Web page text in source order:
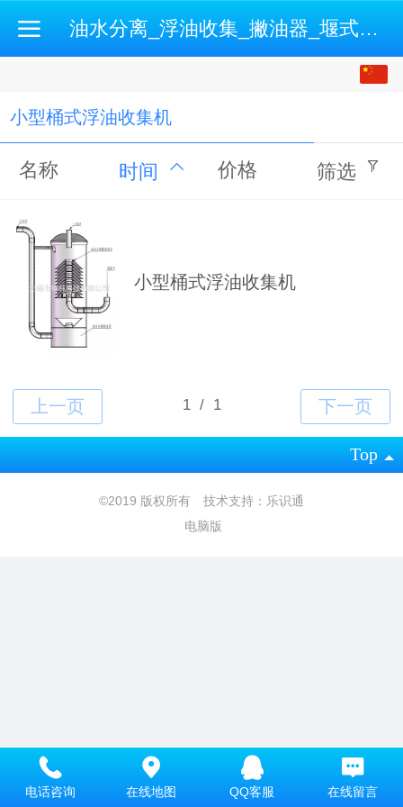
油水分离_浮油收集_撇油器_堰式撇油机_开式油水分离机-500强企业认证供应商
小型桶式浮油收集机
名称 时间 价格 筛选
小型桶式浮油收集机
Top
©2019 版权所有 技术支持：乐识通
电脑版
电话咨询 在线地图 QQ客服 在线留言